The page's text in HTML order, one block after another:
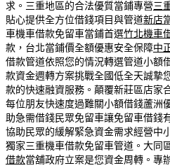
求。三重地區的合法優質當鋪專營三
貼心提供全方位借錢項目與管道新店
車機車借款免留車當鋪首選竹北機車
款，台北當鋪價全額優惠安全保障中
借款管道依照您的情況轉選管道小額
款資金週轉方案挑戰全國低全天誠摯
款的快速融資服務。顛覆新莊區店家
每位朋友快速度過難關小額借錢蘆洲
助急需借錢民眾免留車讓免留車借錢
協助民眾的緩解緊急資金需求經營中
獨家三重機車借款免留車管道。大同
借款當舖政府立案是您資金周轉。專